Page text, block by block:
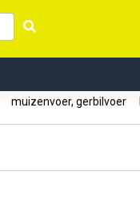
muizenvoer, gerbilvoer